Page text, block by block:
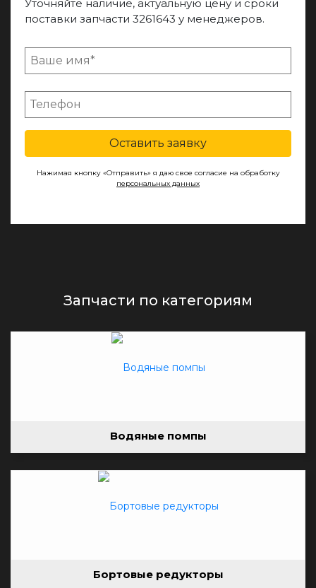
Уточняйте наличие, актуальную цену и сроки
поставки запчасти 3261643 у менеджеров.
Оставить заявку
Нажимая кнопку «Отправить» я даю свое согласие на обработку
персональных данных
Запчасти по категориям
Водяные помпы
Бортовые редукторы